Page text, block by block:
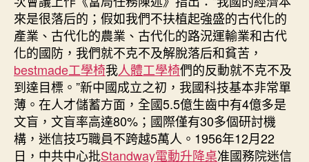
來是很落后的；假如我們不扶植起強盛的古代化的
產業、古代化的農業、古代化的路況運輸業和古代
化的國防，我們就不克不及解脫落后和貧苦，
bestmade工學椅我人體工學椅們的反動就不克不及
到達目標。”新中國成立之初，我國科技基本非常單
薄。在人才儲蓄方面，全國5.5億生齒中有4億多是
文盲，文盲率高達80%；國際僅有30多個研討機
構，迷信技巧職員不跨越5萬人。1956年12月22
日，中共中心批Standway電動升降桌准國務院迷信